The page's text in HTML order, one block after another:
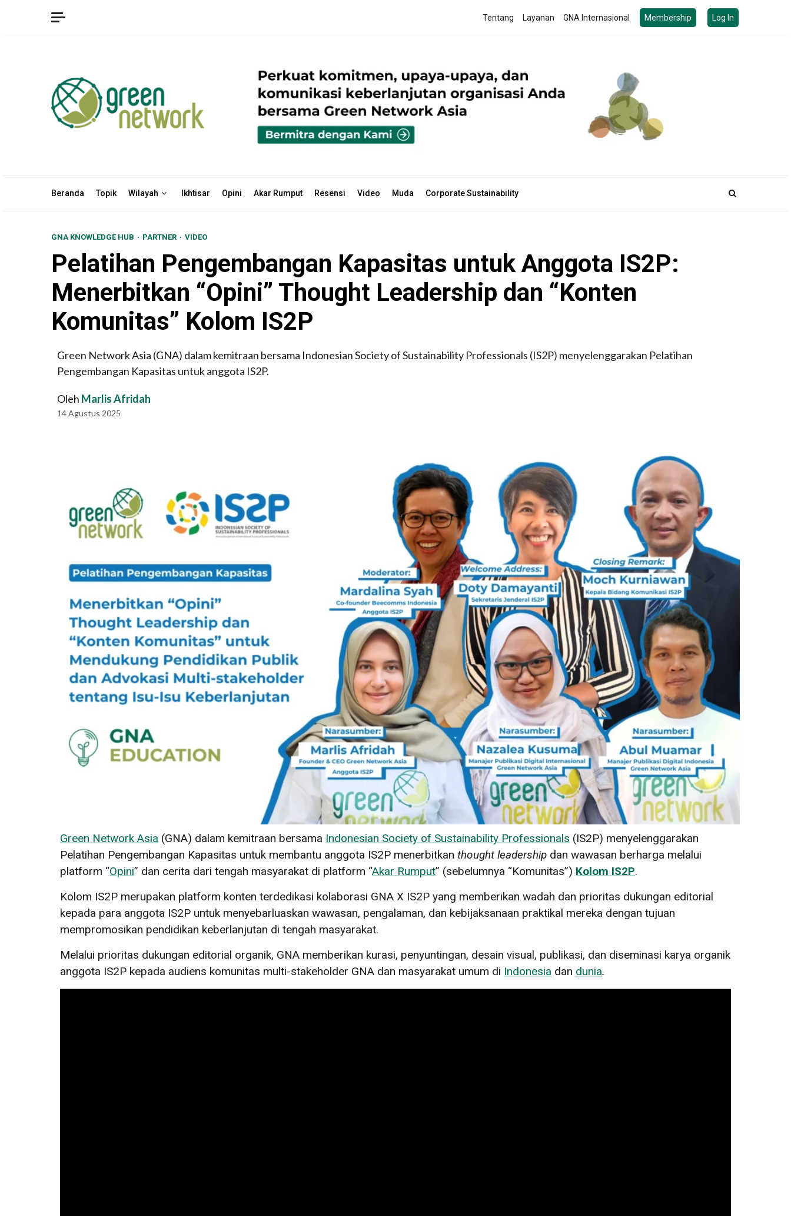
Tentang Layanan GNA Internasional Membership Log In
Beranda Topik Wilayah Ikhtisar Opini Akar Rumput Resensi Video Muda Corporate Sustainability
GNA KNOWLEDGE HUB PARTNER VIDEO
Pelatihan Pengembangan Kapasitas untuk Anggota IS2P:
Menerbitkan “Opini” Thought Leadership dan “Konten
Komunitas” Kolom IS2P
Green Network Asia (GNA) dalam kemitraan bersama Indonesian Society of Sustainability Professionals (IS2P) menyelenggarakan Pelatihan
Pengembangan Kapasitas untuk anggota IS2P.
Oleh Marlis Afridah
14 Agustus 2025
Green Network Asia (GNA) dalam kemitraan bersama Indonesian Society of Sustainability Professionals (IS2P) menyelenggarakan
Pelatihan Pengembangan Kapasitas untuk membantu anggota IS2P menerbitkan thought leadership dan wawasan berharga melalui
platform “Opini” dan cerita dari tengah masyarakat di platform “Akar Rumput” (sebelumnya “Komunitas”) Kolom IS2P.
Kolom IS2P merupakan platform konten terdedikasi kolaborasi GNA X IS2P yang memberikan wadah dan prioritas dukungan editorial
kepada para anggota IS2P untuk menyebarluaskan wawasan, pengalaman, dan kebijaksanaan praktikal mereka dengan tujuan
mempromosikan pendidikan keberlanjutan di tengah masyarakat.
Melalui prioritas dukungan editorial organik, GNA memberikan kurasi, penyuntingan, desain visual, publikasi, dan diseminasi karya organik
anggota IS2P kepada audiens komunitas multi-stakeholder GNA dan masyarakat umum di Indonesia dan dunia.